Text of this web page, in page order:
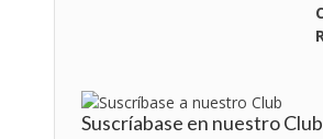
Suscríabase en nuestro Club